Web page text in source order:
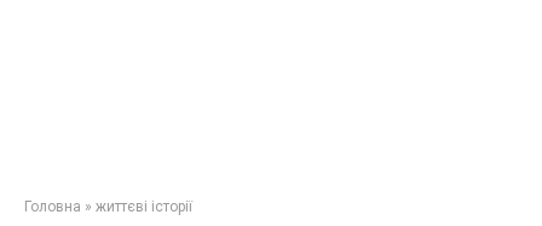
Головна » життєві історії